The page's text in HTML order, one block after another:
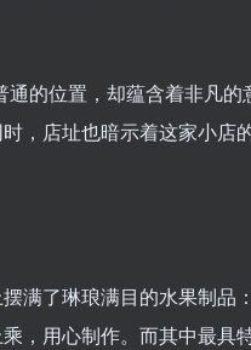
的位置，却蕴含着非凡
，店址也暗示着这家小店
满了琳琅满目的水果制品
，用心制作。而其中最具